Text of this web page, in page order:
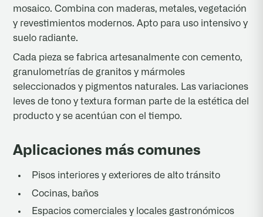
mosaico. Combina con maderas, metales, vegetación
y revestimientos modernos. Apto para uso intensivo y
suelo radiante.
Cada pieza se fabrica artesanalmente con cemento,
granulometrías de granitos y mármoles
seleccionados y pigmentos naturales. Las variaciones
leves de tono y textura forman parte de la estética del
producto y se acentúan con el tiempo.
Aplicaciones más comunes
Pisos interiores y exteriores de alto tránsito
Cocinas, baños
Espacios comerciales y locales gastronómicos